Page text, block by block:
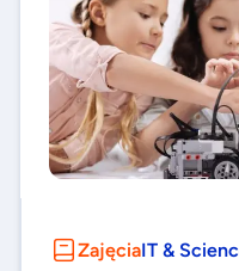
ZajęciaIT &